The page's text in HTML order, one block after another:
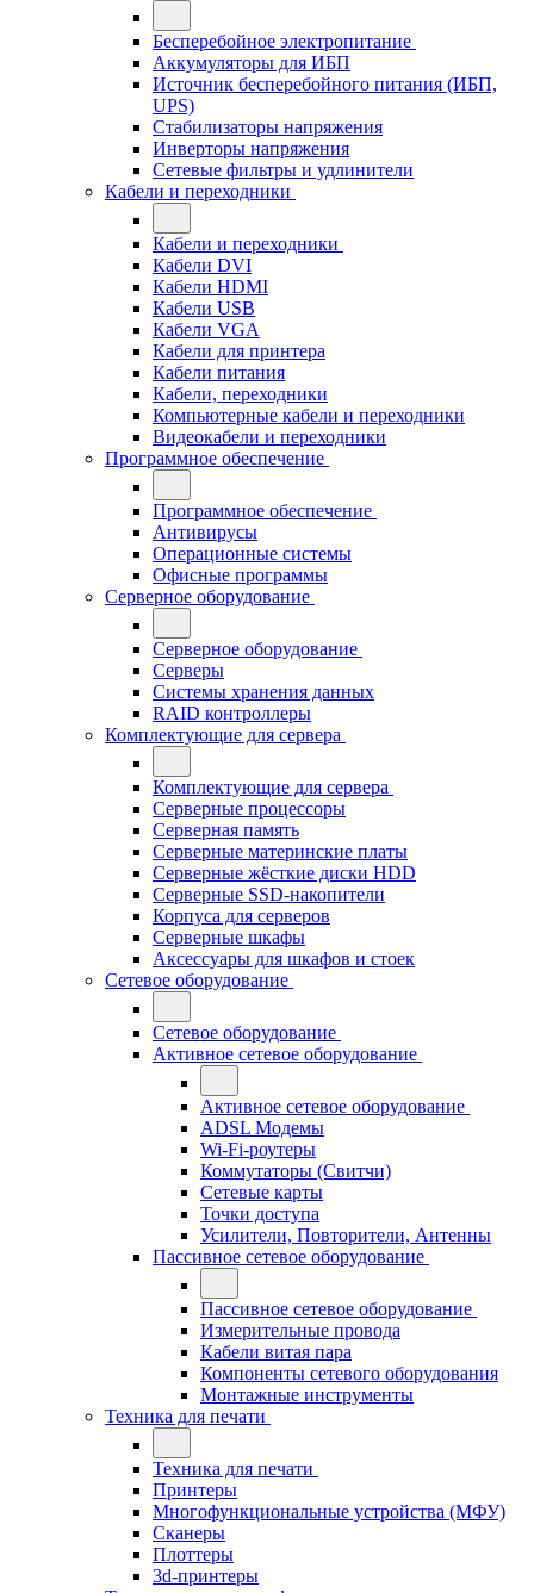
Бесперебойное электропитание
Аккумуляторы для ИБП
Источник бесперебойного питания (ИБП,
UPS)
Стабилизаторы напряжения
Инверторы напряжения
Сетевые фильтры и удлинители
Кабели и переходники
Кабели и переходники
Кабели DVI
Кабели HDMI
Кабели USB
Кабели VGA
Кабели для принтера
Кабели питания
Кабели, переходники
Компьютерные кабели и переходники
Видеокабели и переходники
Программное обеспечение
Программное обеспечение
Антивирусы
Операционные системы
Офисные программы
Серверное оборудование
Серверное оборудование
Серверы
Системы хранения данных
RAID контроллеры
Комплектующие для сервера
Комплектующие для сервера
Серверные процессоры
Серверная память
Серверные материнские платы
Серверные жёсткие диски HDD
Серверные SSD-накопители
Корпуса для серверов
Серверные шкафы
Аксессуары для шкафов и стоек
Сетевое оборудование
Сетевое оборудование
Активное сетевое оборудование
Активное сетевое оборудование
ADSL Модемы
Wi-Fi-роутеры
Коммутаторы (Свитчи)
Сетевые карты
Точки доступа
Усилители, Повторители, Антенны
Пассивное сетевое оборудование
Пассивное сетевое оборудование
Измерительные провода
Кабели витая пара
Компоненты сетевого оборудования
Монтажные инструменты
Техника для печати
Техника для печати
Принтеры
Многофункциональные устройства (МФУ)
Сканеры
Плоттеры
3d-принтеры